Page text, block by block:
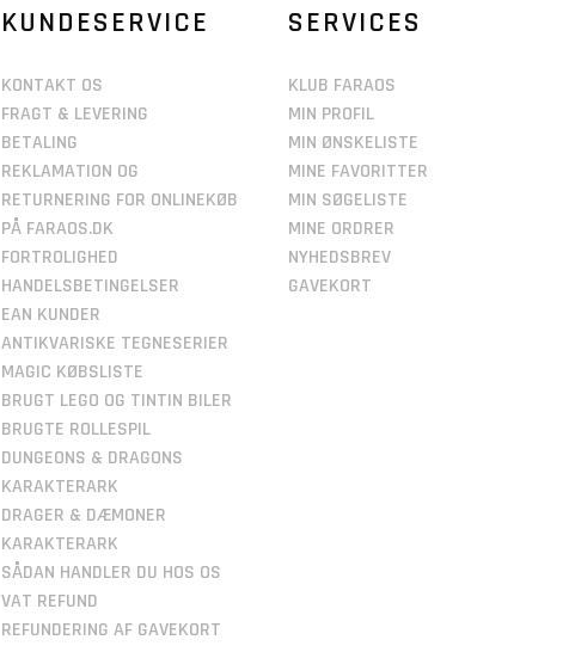
KUNDESERVICE
KONTAKT OS
FRAGT & LEVERING
BETALING
REKLAMATION OG
RETURNERING FOR ONLINEKØB
PÅ FARAOS.DK
FORTROLIGHED
HANDELSBETINGELSER
EAN KUNDER
ANTIKVARISKE TEGNESERIER
MAGIC KØBSLISTE
BRUGT LEGO OG TINTIN BILER
BRUGTE ROLLESPIL
DUNGEONS & DRAGONS
KARAKTERARK
DRAGER & DÆMONER
KARAKTERARK
SÅDAN HANDLER DU HOS OS
VAT REFUND
REFUNDERING AF GAVEKORT
SERVICES
KLUB FARAOS
MIN PROFIL
MIN ØNSKELISTE
MINE FAVORITTER
MIN SØGELISTE
MINE ORDRER
NYHEDSBREV
GAVEKORT